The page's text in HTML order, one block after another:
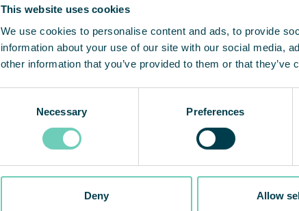
This website uses cookies
We use cookies to personalise content and ads, to provide
information about your use of our site with our social media,
other information that you’ve provided to them or that
Necessary Preferences
Deny Allow
Sju miljoner förtida
Luftföroreningar är det största
kärlsjukdomar, följt av
koncentrationssvårigheter.